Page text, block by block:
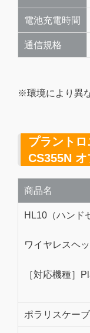
電池充電時間
通信規格
※環境により異
プラント
CS355N
商品名
HL10（ハンド
ワイヤレスヘ
［対応機種］
ポラリスケー